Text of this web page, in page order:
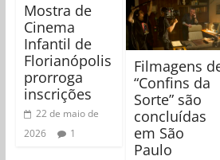
Mostra de
Cinema
Infantil de
Florianópolis
prorroga
inscrições
22 de maio de
2026
1
Filmagens
“Confins da
Sorte” são
concluídas
em São
Paulo